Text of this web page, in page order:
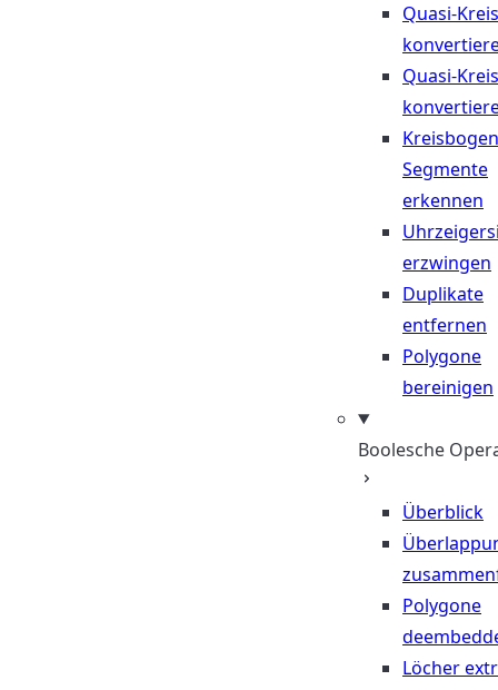
Quasi-
Quasi-
Segmente
erkennen
erzwingen
Duplikate
entfernen
Polygone
bereinigen
Boolesche
Überblick
Polygone
Löcher